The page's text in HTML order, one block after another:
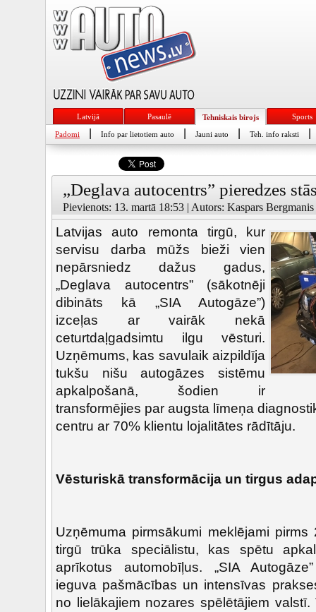
Latvijā Pasaulē Tehniskais birojs Sports
Padomi Info par lietotiem auto Jauni auto Teh. info raksti
„Deglava autocentrs” pieredzes
Pievienots: 13. martā 18:53 | Autors: Kaspars
Latvijas auto remonta tirgū, kur
servisu darba mūžs bieži vien
nepārsniedz dažus gadus,
„Deglava autocentrs” (sākotnēji
dibināts kā „SIA Autogāze”)
izceļas ar vairāk nekā
ceturtdaļgadsimtu ilgu vēsturi.
Uzņēmums, kas savulaik aizpildīja
tukšu nišu autogāzes sistēmu
apkalpošanā, šodien ir
transformējies par augsta līmeņa
centru ar 70% klientu lojalitātes rādītāju.
Vēsturiskā transformācija un tirgus
Uzņēmuma pirmsākumi meklējami
tirgū trūka speciālistu, kas spētu
aprīkotus automobīļus. „SIA
ieguva pašmācības un intensīvas
no lielākajiem nozares spēlētājiem